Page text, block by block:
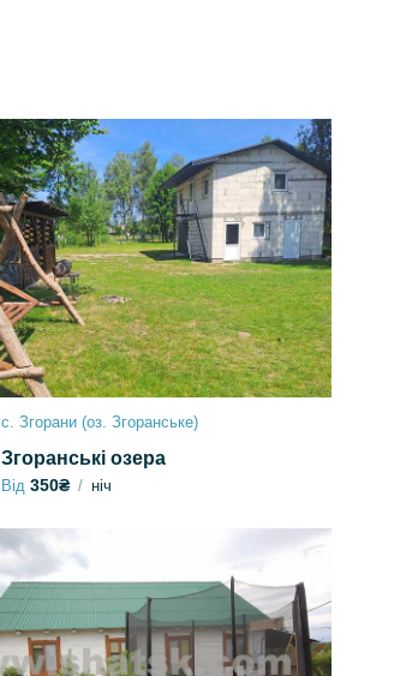
с. Згорани (оз. Згоранське)
Згоранські озера
Від 350₴ ніч